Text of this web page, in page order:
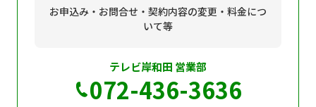
お申込み・お問合せ・契約内容の変更・料金につ
いて等
テレビ岸和田 営業部
072-436-3636